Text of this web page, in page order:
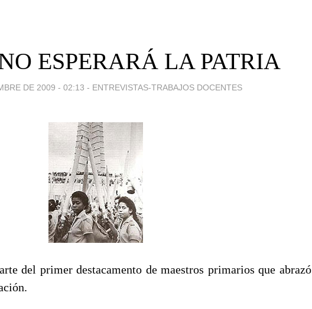
ESPERARÁ LA PATRIA
DE 2009 - 02:13 - ENTREVISTAS-TRABAJOS DOCENTES
del primer destacamento de maestros primarios que abrazó